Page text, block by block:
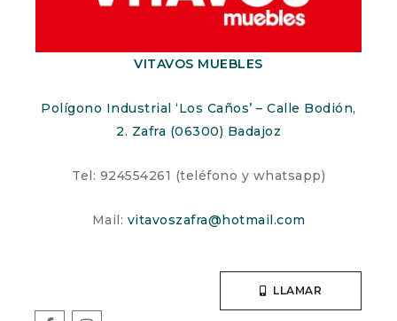
VITAVOS MUEBLES
Polígono Industrial ‘Los Caños’ – Calle Bodión,
2. Zafra (06300) Badajoz
Tel: 924554261 (teléfono y whatsapp)
Mail: vitavoszafra@hotmail.com
LLAMAR